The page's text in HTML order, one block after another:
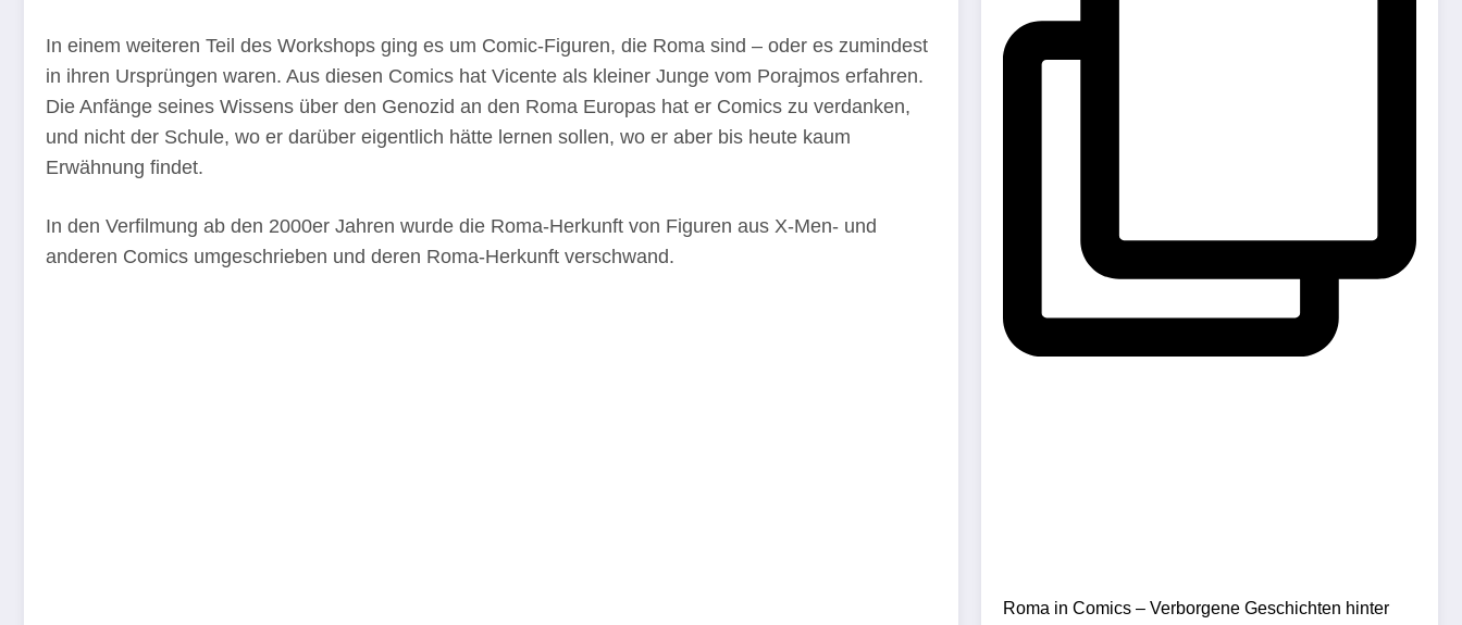
In einem weiteren Teil des Workshops ging es um Comic-Figuren, die Roma sind – oder es zumindest
in ihren Ursprüngen waren. Aus diesen Comics hat Vicente als kleiner Junge vom Porajmos erfahren.
Die Anfänge seines Wissens über den Genozid an den Roma Europas hat er Comics zu verdanken,
und nicht der Schule, wo er darüber eigentlich hätte lernen sollen, wo er aber bis heute kaum
Erwähnung findet.
In den Verfilmung ab den 2000er Jahren wurde die Roma-Herkunft von Figuren aus X-Men- und
anderen Comics umgeschrieben und deren Roma-Herkunft verschwand.
Roma in Comics – Verborgene Geschichten hinter